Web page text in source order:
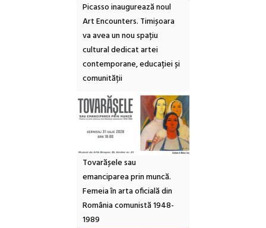
Picasso inaugurează noul
Art Encounters. Timișoara
va avea un nou spațiu
cultural dedicat artei
contemporane, educației și
comunității
Tovarășele sau
emanciparea prin muncă.
Femeia în arta oficială din
România comunistă 1948-
1989